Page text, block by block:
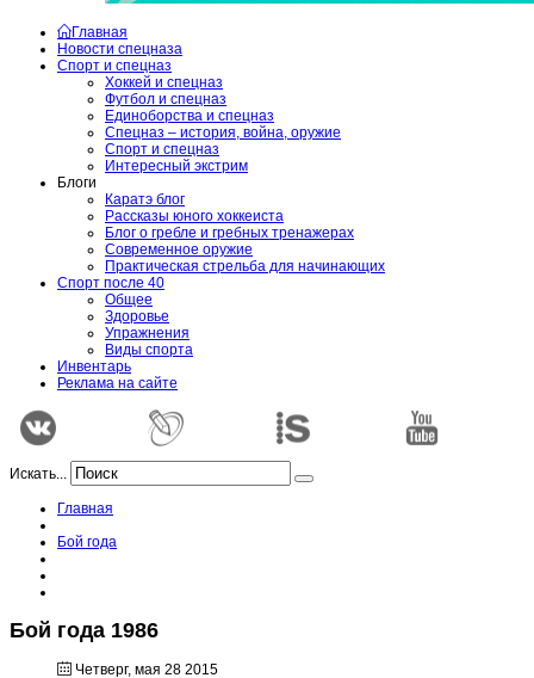
Главная
Новости спецназа
Спорт и спецназ
Хоккей и спецназ
Футбол и спецназ
Единоборства и спецназ
Спецназ – история, война, оружие
Спорт и спецназ
Интересный экстрим
Блоги
Каратэ блог
Рассказы юного хоккеиста
Блог о гребле и гребных тренажерах
Современное оружие
Практическая стрельба для начинающих
Спорт после 40
Общее
Здоровье
Упражнения
Виды спорта
Инвентарь
Реклама на сайте
Искать...
Главная
Бой года
Бой года 1986
Четверг, мая 28 2015